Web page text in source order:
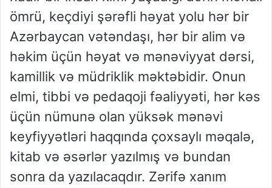
ömrü, keçdiyi şərəfli həyat yolu hər bir
Azərbaycan vətəndaşı, hər bir alim və
həkim üçün həyat və mənəviyyat dərsi,
kamillik və müdriklik məktəbidir. Onun
elmi, tibbi və pedaqoji fəaliyyəti, hər kəs
üçün nümunə olan yüksək mənəvi
keyfiyyətləri haqqında çoxsaylı məqalə,
kitab və əsərlər yazılmış və bundan
sonra da yazılacaqdır. Zərifə xanım